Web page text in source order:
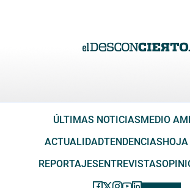
ÚLTIMAS NOTICIAS MEDIO
ACTUALIDADTENDENCIAS
REPORTAJES ENTREVISTAS